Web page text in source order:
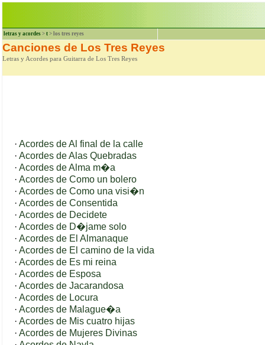
letras y acordes > t > los tres reyes
Canciones de Los Tres Reyes
Letras y Acordes para Guitarra de Los Tres Reyes
· Acordes de Al final de la calle
· Acordes de Alas Quebradas
· Acordes de Alma m�a
· Acordes de Como un bolero
· Acordes de Como una visi�n
· Acordes de Consentida
· Acordes de Decidete
· Acordes de D�jame solo
· Acordes de El Almanaque
· Acordes de El camino de la vida
· Acordes de Es mi reina
· Acordes de Esposa
· Acordes de Jacarandosa
· Acordes de Locura
· Acordes de Malague�a
· Acordes de Mis cuatro hijas
· Acordes de Mujeres Divinas